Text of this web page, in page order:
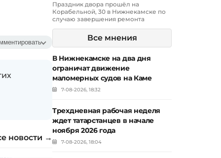
новости →
Праздник двора прошёл на
Корабельной, 30 в Нижнекамске по
случаю завершения ремонта
Все мнения
В Нижнекамске на два дня
ограничат движение
маломерных судов на Каме
7-08-2026, 18:32
Трехдневная рабочая неделя
ждет татарстанцев в начале
ноября 2026 года
7-08-2026, 18:04